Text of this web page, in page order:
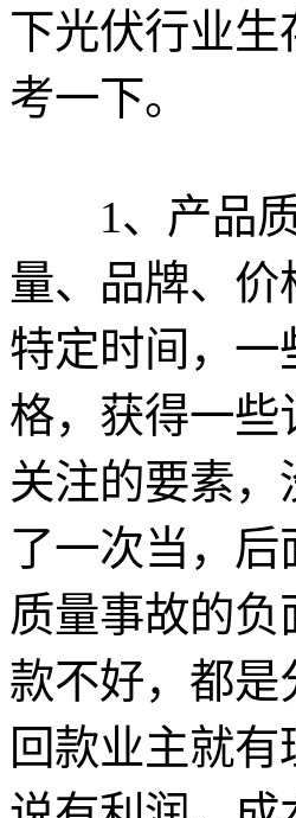
下光伏行业
考一下。
1、产品质
量、品牌、
特定时间，一
格，获得一些
关注的要素
了一次当，
质量事故的
款不好，都是
回款业主就